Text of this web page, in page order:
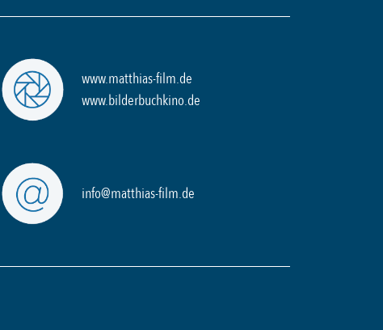
www.matthias-film.de
www.bilderbuchkino.de
info@matthias-film.de